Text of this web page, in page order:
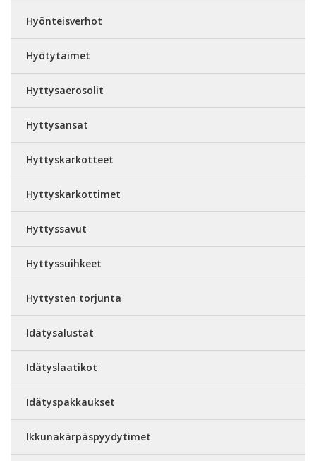
Hyönteisverhot
Hyötytaimet
Hyttysaerosolit
Hyttysansat
Hyttyskarkotteet
Hyttyskarkottimet
Hyttyssavut
Hyttyssuihkeet
Hyttysten torjunta
Idätysalustat
Idätyslaatikot
Idätyspakkaukset
Ikkunakärpäspyydytimet